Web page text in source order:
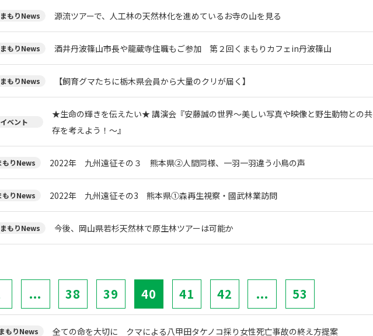
もりNews 源流ツアーで、人工林の天然林化を進めているお寺の山を見る
もりNews 酒井丹波篠山市長や龍蔵寺住職もご参加 第２回くまもりカフェin丹波篠山
もりNews 【飼育グマたちに栃木県会員から大量のクリが届く】
イベント
★生命の輝きを伝えたい★ 講演会『安藤誠の世界～美しい写真や映像と野生動物との共
存を考えよう！～』
もりNews 2022年 九州遠征その３ 熊本県②人間同様、一羽一羽違う小鳥の声
もりNews 2022年 九州遠征その3 熊本県①森再生視察・國武林業訪問
もりNews 今後、岡山県若杉天然林で原生林ツアーは可能か
... 38 39 40 41 42 ... 53
もりNews 全ての命を大切に クマによる八甲田タケノコ採り女性死亡事故の終え方提案